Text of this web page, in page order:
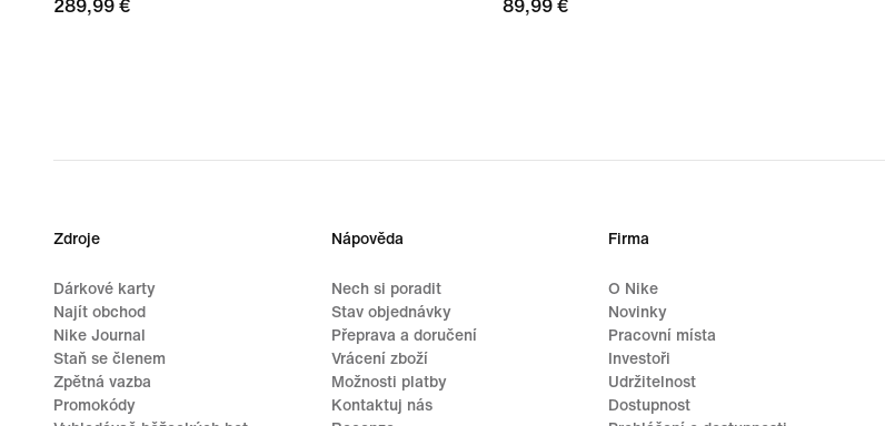
289,99 €
289,99 €
89,99 €
89,99 €
Zdroje
Dárkové karty
Najít obchod
Nike Journal
Staň se členem
Zpětná vazba
Promokódy
Nápověda
Nech si poradit
Stav objednávky
Přeprava a doručení
Vrácení zboží
Možnosti platby
Kontaktuj nás
Firma
O Nike
Novinky
Pracovní místa
Investoři
Udržitelnost
Dostupnost